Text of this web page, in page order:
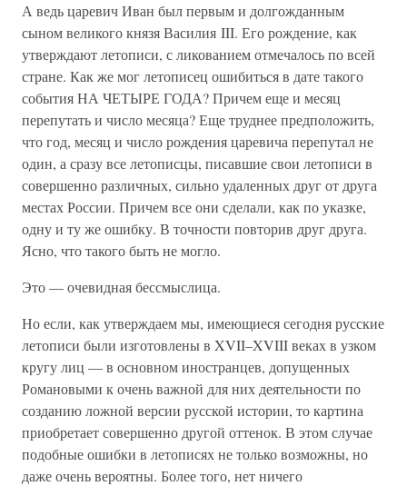
А ведь царевич Иван был первым и долгожданным
сыном великого князя Василия III. Его рождение, как
утверждают летописи, с ликованием отмечалось по всей
стране. Как же мог летописец ошибиться в дате такого
события НА ЧЕТЫРЕ ГОДА? Причем еще и месяц
перепутать и число месяца? Еще труднее предположить,
что год, месяц и число рождения царевича перепутал не
один, а сразу все летописцы, писавшие свои летописи в
совершенно различных, сильно удаленных друг от друга
местах России. Причем все они сделали, как по указке,
одну и ту же ошибку. В точности повторив друг друга.
Ясно, что такого быть не могло.
Это — очевидная бессмыслица.
Но если, как утверждаем мы, имеющиеся сегодня русские
летописи были изготовлены в XVII–XVIII веках в узком
кругу лиц — в основном иностранцев, допущенных
Романовыми к очень важной для них деятельности по
созданию ложной версии русской истории, то картина
приобретает совершенно другой оттенок. В этом случае
подобные ошибки в летописях не только возможны, но
даже очень вероятны. Более того, нет ничего